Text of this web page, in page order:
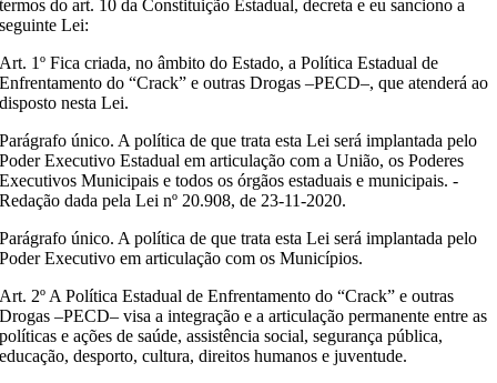
termos do art. 10 da Constituição Estadual, decreta e eu sanciono a
seguinte Lei:
Art. 1º Fica criada, no âmbito do Estado, a Política Estadual de
Enfrentamento do “Crack” e outras Drogas –PECD–, que atenderá ao
disposto nesta Lei.
Parágrafo único. A política de que trata esta Lei será implantada pelo
Poder Executivo Estadual em articulação com a União, os Poderes
Executivos Municipais e todos os órgãos estaduais e municipais. -
Redação dada pela Lei nº 20.908, de 23-11-2020.
Parágrafo único. A política de que trata esta Lei será implantada pelo
Poder Executivo em articulação com os Municípios.
Art. 2º A Política Estadual de Enfrentamento do “Crack” e outras
Drogas –PECD– visa a integração e a articulação permanente entre as
políticas e ações de saúde, assistência social, segurança pública,
educação, desporto, cultura, direitos humanos e juventude.